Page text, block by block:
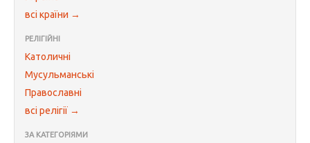
всі країни →
РЕЛІГІЙНІ
Католичні
Мусульманські
Православні
всі релігії →
ЗА КАТЕГОРІЯМИ